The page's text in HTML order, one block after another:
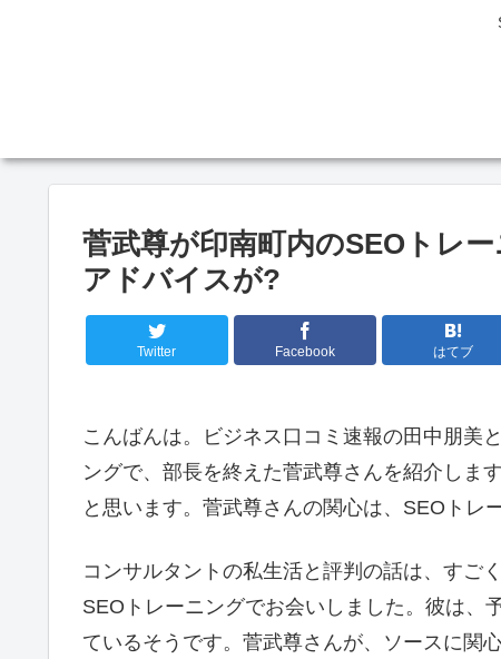
菅武尊が印南町内のSEOトレ
アドバイスが?
Twitter Facebook はてブ
こんばんは。ビジネス口コミ速報の田中朋美
ングで、部長を終えた菅武尊さんを紹介しま
と思います。菅武尊さんの関心は、SEOトレ
コンサルタントの私生活と評判の話は、すご
SEOトレーニングでお会いしました。彼は、
ているそうです。菅武尊さんが、ソースに関